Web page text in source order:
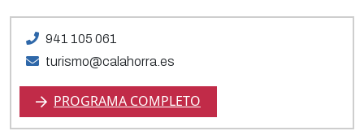
941 105 061
turismo@calahorra.es
PROGRAMA COMPLETO